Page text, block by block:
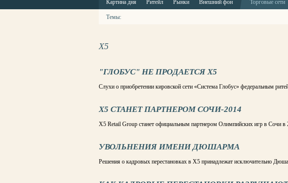
Картина дня Ритейл Рынки Внешний фон Торговые сети
Темы:
X5
"ГЛОБУС" НЕ ПРОДАЕТСЯ X5
Слухи о приобретении кировской сети «Система Глобус» федеральным
X5 СТАНЕТ ПАРТНЕРОМ СОЧИ-2014
X5 Retail Group станет официальным партнером Олимпийских игр в Сочи в
УВОЛЬНЕНИЯ ИМЕНИ ДЮШАРМА
Решения о кадровых перестановках в X5 принадлежат исключительно